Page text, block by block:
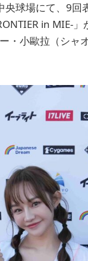
球場にて、9
in MIE-
・小歐拉（シャ